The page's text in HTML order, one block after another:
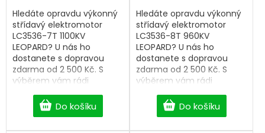
Do košíku
Hledáte opravdu výkonný
střídavý elektromotor
LC3536-7T 1100KV
LEOPARD? U nás ho
dostanete s dopravou
zdarma od 2 500 Kč. S
výběrem vám rádi
pomůžeme.
Do košíku
Hledáte opravdu výkonný
střídavý elektromotor
LC3536-8T 960KV
LEOPARD? U nás ho
dostanete s dopravou
zdarma od 2 500 Kč. S
výběrem vám rádi
pomůžeme.